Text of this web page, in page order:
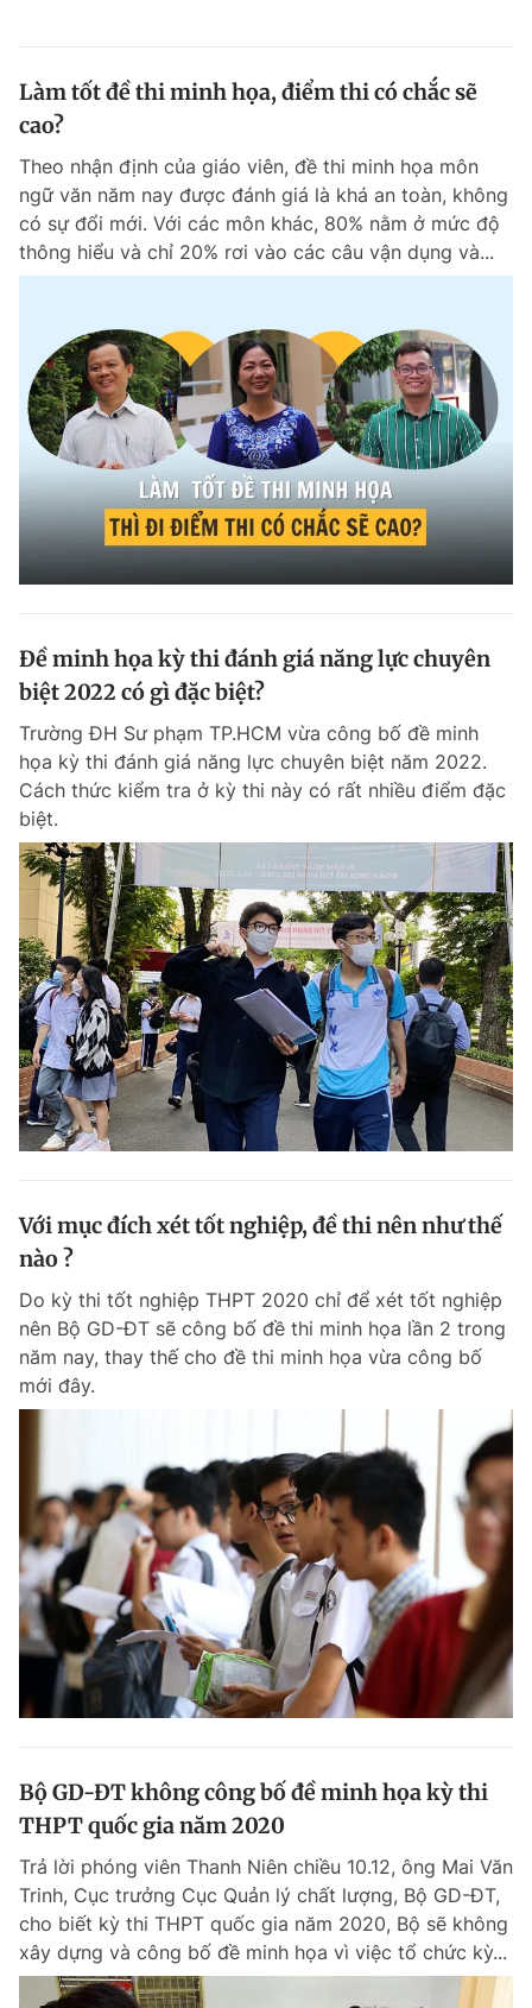
Làm tốt đề thi minh họa, điểm thi có chắc sẽ
cao?
Theo nhận định của giáo viên, đề thi minh họa môn
ngữ văn năm nay được đánh giá là khá an toàn, không
có sự đổi mới. Với các môn khác, 80% nằm ở mức độ
thông hiểu và chỉ 20% rơi vào các câu vận dụng và...
Đề minh họa kỳ thi đánh giá năng lực chuyên
biệt 2022 có gì đặc biệt?
Trường ĐH Sư phạm TP.HCM vừa công bố đề minh
họa kỳ thi đánh giá năng lực chuyên biệt năm 2022.
Cách thức kiểm tra ở kỳ thi này có rất nhiều điểm đặc
biệt.
Với mục đích xét tốt nghiệp, đề thi nên như thế
nào ?
Do kỳ thi tốt nghiệp THPT 2020 chỉ để xét tốt nghiệp
nên Bộ GD-ĐT sẽ công bố đề thi minh họa lần 2 trong
năm nay, thay thế cho đề thi minh họa vừa công bố
mới đây.
Bộ GD-ĐT không công bố đề minh họa kỳ thi
THPT quốc gia năm 2020
Trả lời phóng viên Thanh Niên chiều 10.12, ông Mai Văn
Trinh, Cục trưởng Cục Quản lý chất lượng, Bộ GD-ĐT,
cho biết kỳ thi THPT quốc gia năm 2020, Bộ sẽ không
xây dựng và công bố đề minh họa vì việc tổ chức kỳ...